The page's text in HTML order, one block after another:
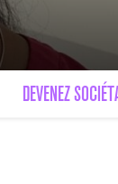
DEVENEZ